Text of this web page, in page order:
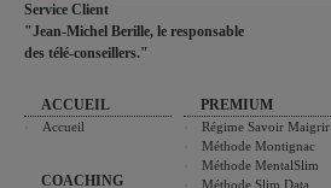
Service Client
"Jean-Michel Berille, le responsable
des télé-conseillers."
ACCUEIL
Accueil
COACHING
PREMIUM
Régime Savoir Maigrir
Méthode Montignac
Méthode MentalSlim
Méthode Slim Data